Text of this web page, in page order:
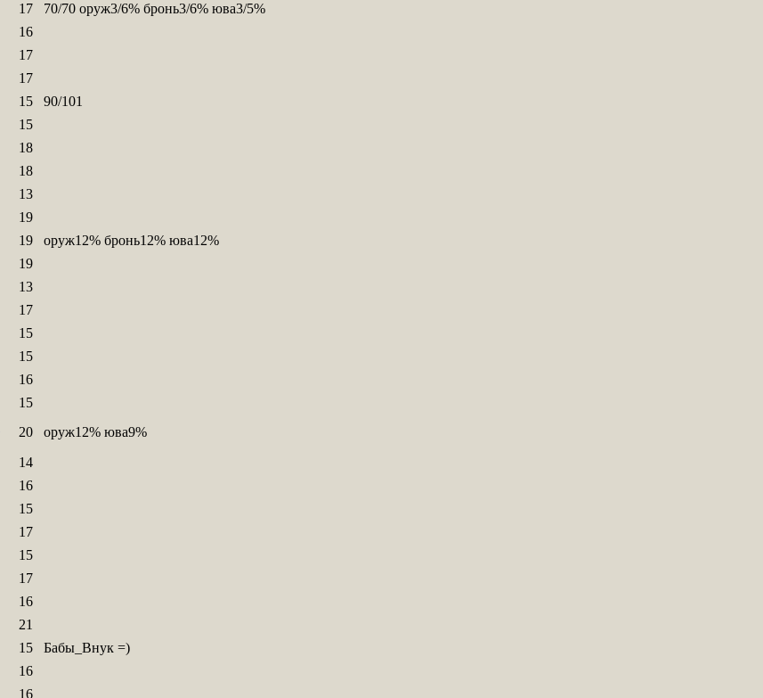
17
70/70 оруж3/6% бронь3/6% юва3/5%
16
17
17
15
90/101
15
18
18
13
19
19
оруж12% бронь12% юва12%
19
13
17
15
15
16
15
20
оруж12% юва9%
14
16
15
17
15
17
16
21
15
Бабы_Внук =)
16
16